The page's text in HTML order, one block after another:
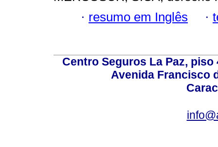
· resumo em Inglês ·
Centro Seguros La Paz,
Avenida Francisco